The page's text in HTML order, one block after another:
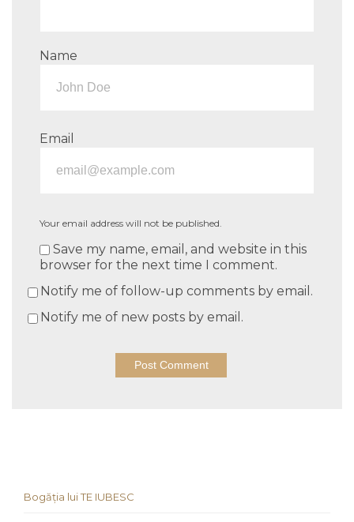
Name
Email
Your email address will not be published.
Save my name, email, and website in this
browser for the next time I comment.
Notify me of follow-up comments by email.
Notify me of new posts by email.
Bogăția lui TE IUBESC